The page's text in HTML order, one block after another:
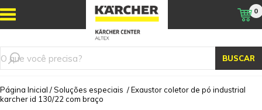
BUSCAR
0
Página Inicial /Soluções especiais /Exaustor coletor de pó industrial
karcher id 130/22 com braço